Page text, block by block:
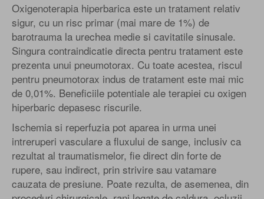
Oxigenoterapia hiperbarica este un tratament relativ
sigur, cu un risc primar (mai mare de 1%) de
barotrauma la urechea medie si cavitatile sinusale.
Singura contraindicatie directa pentru tratament este
prezenta unui pneumotorax. Cu toate acestea, riscul
pentru pneumotorax indus de tratament este mai mic
de 0,01%. Beneficiile potentiale ale terapiei cu oxigen
hiperbaric depasesc riscurile.
Ischemia si reperfuzia pot aparea in urma unei
intreruperi vasculare a fluxului de sange, inclusiv ca
rezultat al traumatismelor, fie direct din forte de
rupere, sau indirect, prin strivire sau vatamare
cauzata de presiune. Poate rezulta, de asemenea, din